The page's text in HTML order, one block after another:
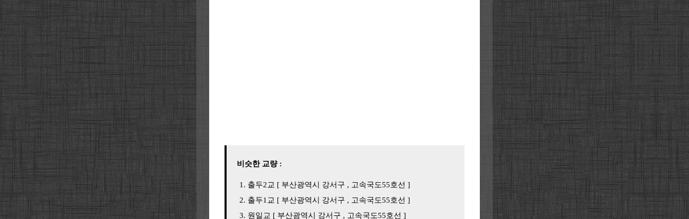
비슷한 교량 :
출두2교 [ 부산광역시 강서구 , 고속국도55호선 ]
출두1교 [ 부산광역시 강서구 , 고속국도55호선 ]
원일교 [ 부산광역시 강서구 , 고속국도55호선 ]